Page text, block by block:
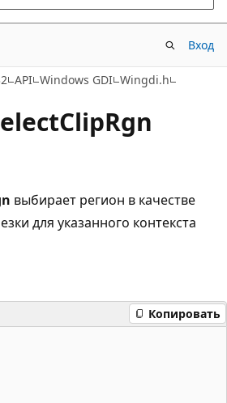
Вход
API Windows GDI Wingdi.h
выбирает регион в качестве
для указанного контекста
Копировать